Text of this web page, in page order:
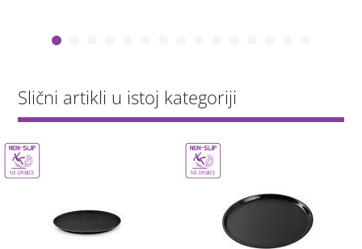
Slični artikli u istoj kategoriji